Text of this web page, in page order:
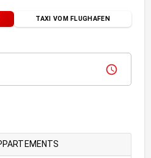
TAXI VOM FLUGHAFEN